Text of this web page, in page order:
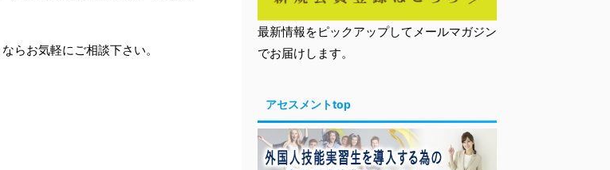
らお気軽にご相談下さい。
最新情報をピックアップしてメールマガジン
でお届けします。
アセスメントtop